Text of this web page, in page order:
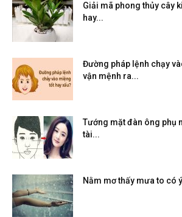
Giải mã phong thủy cây
hay...
Đường pháp lệnh chạy
vận mệnh ra...
Tướng mặt đàn ông phụ
tài...
Nằm mơ thấy mưa to có